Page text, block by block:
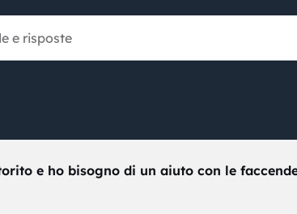
e ho bisogno di un aiuto con le